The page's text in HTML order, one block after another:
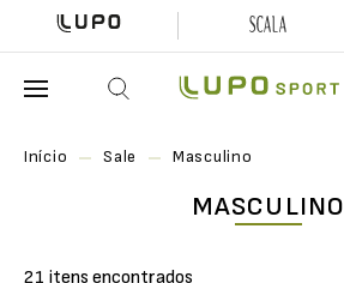
Início Sale Masculino
MASCULINO
21